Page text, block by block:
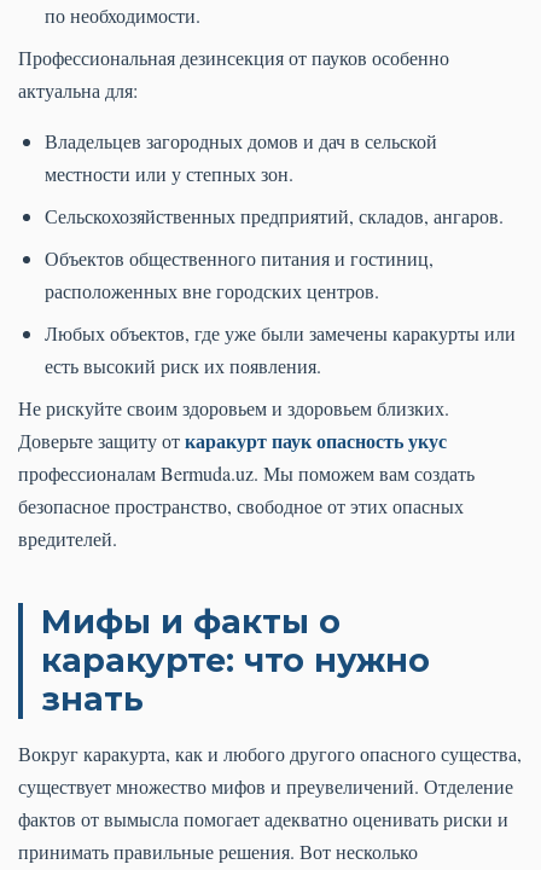
по необходимости.
Профессиональная дезинсекция от пауков особенно
актуальна для:
Владельцев загородных домов и дач в сельской
местности или у степных зон.
Сельскохозяйственных предприятий, складов, ангаров.
Объектов общественного питания и гостиниц,
расположенных вне городских центров.
Любых объектов, где уже были замечены каракурты или
есть высокий риск их появления.
Не рискуйте своим здоровьем и здоровьем близких.
Доверьте защиту откаракурт паук опасность укус
профессионалам Bermuda.uz. Мы поможем вам создать
безопасное пространство, свободное от этих опасных
вредителей.
Мифы и факты о
каракурте: что нужно
знать
Вокруг каракурта, как и любого другого опасного существа,
существует множество мифов и преувеличений. Отделение
фактов от вымысла помогает адекватно оценивать риски и
принимать правильные решения. Вот несколько